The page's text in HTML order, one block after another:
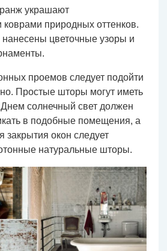
украшают
природных оттенков.
нанесены цветочные узоры и
проемов следует подойти
Простые шторы могут иметь
солнечный свет должен
в подобные помещения, а
закрытия окон следует
натуральные шторы.